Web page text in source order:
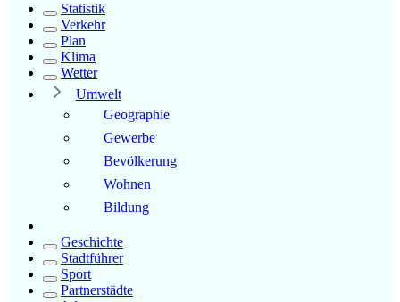
Statistik
Verkehr
Plan
Klima
Wetter
Umwelt
Geographie
Gewerbe
Bevölkerung
Wohnen
Bildung
Geschichte
Stadtführer
Sport
Partnerstädte